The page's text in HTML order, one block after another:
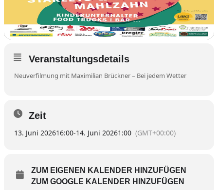
Veranstaltungsdetails
Neuverfilmung mit Maximilian Brückner – Bei jedem Wetter
Zeit
13. Juni 202616:00-14. Juni 20261:00 (GMT+00:00)
ZUM EIGENEN KALENDER HINZUFÜGEN
ZUM GOOGLE KALENDER HINZUFÜGEN